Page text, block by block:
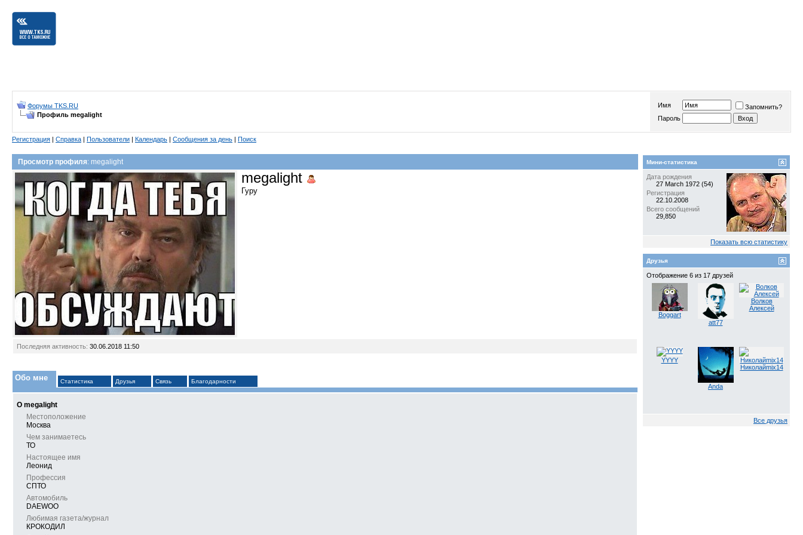
Форумы TKS.RU
Профиль megalight
Имя
Запомнить?
Пароль
Регистрация | Справка | Пользователи | Календарь | Сообщения за день | Поиск
Просмотр профиля: megalight
megalight
Гуру
Последняя активность: 30.06.2018 11:50
Обо мне Статистика Друзья Связь Благодарности
О megalight
Местоположение
Москва
Чем занимаетесь
ТО
Настоящее имя
Леонид
Профессия
СПТО
Автомобиль
DAEWOО
Любимая газета/журнал
КРОКОДИЛ
Мини-статистика
Дата рождения
27 March 1972 (54)
Регистрация
22.10.2008
Всего сообщений
29,850
Показать всю статистику
Друзья
Отображение 6 из 17 друзей
Boggart
att77
Волков
Алексей
YYYY
Anda
Николайmix14
Все друзья